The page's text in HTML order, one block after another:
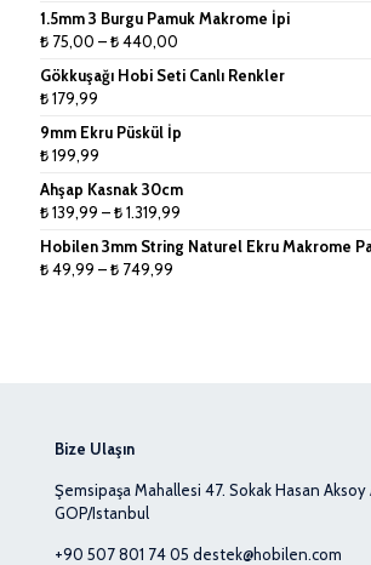
1.5mm 3 Burgu Pamuk Makrome İpi
₺ 75,00 –₺440,00
₺ 75,00
₺ 440,00
Gökkuşağı Hobi Seti Canlı Renkler
₺179,99
9mm Ekru Püskül İp
₺199,99
Ahşap Kasnak 30cm
₺139,99 –₺1.319,99
₺ 139,99
Hobilen 3mm String Naturel Ekru Makrome
₺49,99 –₺ 749,99
Bize Ulaşın
Şemsipaşa Mahallesi 47. Sokak Hasan Aksoy
GOP/Istanbul
+90 507 801 74 05 destek@hobilen.com